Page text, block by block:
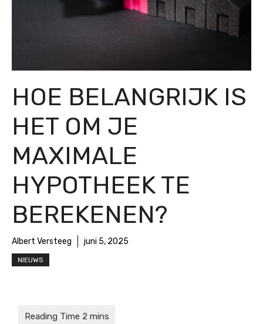
HOE BELANGRIJK IS
HET OM JE
MAXIMALE
HYPOTHEEK TE
BEREKENEN?
Albert Versteeg juni 5, 2025
NIEUWS